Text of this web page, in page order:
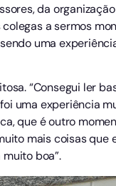
da
a sermos
uma
“Consegui ler
uma experiência
que é outro
mais coisas que
boa”.